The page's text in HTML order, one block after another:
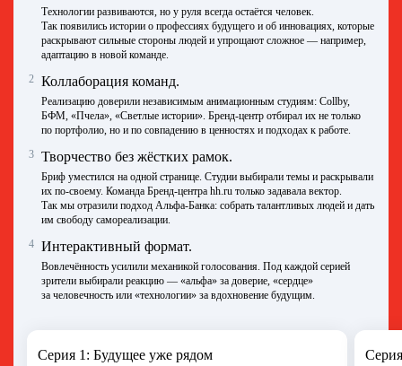
Технологии развиваются, но у руля всегда остаётся человек.
Так появились истории о профессиях будущего и об инновациях, которые
раскрывают сильные стороны людей и упрощают сложное — например,
адаптацию в новой команде.
2 Коллаборация команд.
Реализацию доверили независимым анимационным студиям: Collby,
БФМ, «Пчела», «Светлые истории». Бренд-центр отбирал их не только
по портфолио, но и по совпадению в ценностях и подходах к работе.
3 Творчество без жёстких рамок.
Бриф уместился на одной странице. Студии выбирали темы и раскрывали
их по‑своему. Команда Бренд-центра hh.ru только задавала вектор.
Так мы отразили подход Альфа‑Банка: собрать талантливых людей и дать
им свободу самореализации.
4 Интерактивный формат.
Вовлечённость усилили механикой голосования. Под каждой серией
зрители выбирали реакцию — «альфа» за доверие, «сердце»
за человечность или «технологии» за вдохновение будущим.
Серия 1: Будущее уже рядом